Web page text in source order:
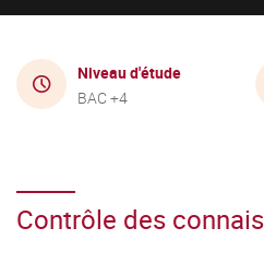
Niveau d'étude
BAC +4
Contrôle des